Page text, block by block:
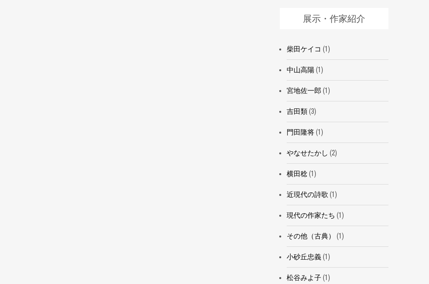
展示・作家紹介
柴田ケイコ (1)
中山高陽(1)
宮地佐一郎 (1)
吉田類(3)
門田隆将(1)
やなせたかし (2)
横田稔(1)
近現代の詩歌 (1)
現代の作家たち (1)
その他（古典） (1)
小砂丘忠義(1)
松谷みよ子(1)